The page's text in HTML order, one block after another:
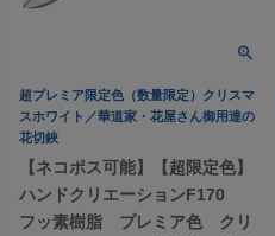
超プレミア限定色（数量限定）クリスマ
スホワイト／華道家・花屋さん御用達の
花切鋏
【ネコポス可能】【超限定色】
ハンドクリエーションF170
フッ素樹脂 プレミア色 クリ